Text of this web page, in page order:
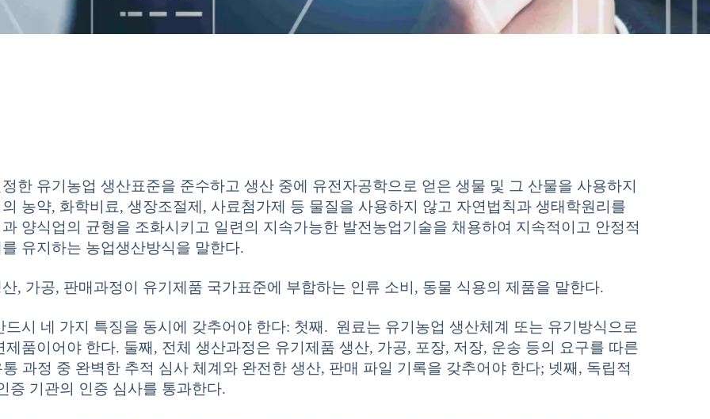
한 유기농업 생산표준을 준수하고 생산 중에 유전자공학으로 얻은 생물 및 그 산물을 사용하지
농약, 화학비료, 생장조절제, 사료첨가제 등 물질을 사용하지 않고 자연법칙과 생태학원리를
양식업의 균형을 조화시키고 일련의 지속가능한 발전농업기술을 채용하여 지속적이고 안정적
유지하는 농업생산방식을 말한다.
, 가공, 판매과정이 유기제품 국가표준에 부합하는 인류 소비, 동물 식용의 제품을 말한다.
드시 네 가지 특징을 동시에 갖추어야 한다: 첫째. 원료는 유기농업 생산체계 또는 유기방식으로
제품이어야 한다. 둘째, 전체 생산과정은 유기제품 생산, 가공, 포장, 저장, 운송 등의 요구를 따른
과정 중 완벽한 추적 심사 체계와 완전한 생산, 판매 파일 기록을 갖추어야 한다; 넷째, 독립적
증 기관의 인증 심사를 통과한다.